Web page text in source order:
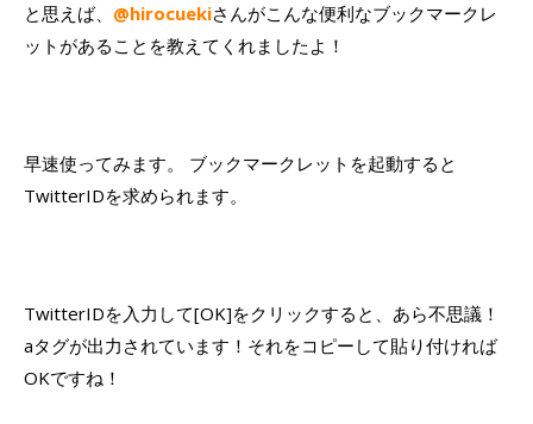
と思えば、 @hirocuekiさんがこんな便利なブックマークレ
ットがあることを教えてくれましたよ！
早速使ってみます。 ブックマークレットを起動すると
TwitterIDを求められます。
TwitterIDを入力して[OK]をクリックすると、あら不思議！
aタグが出力されています！それをコピーして貼り付ければ
OKですね！